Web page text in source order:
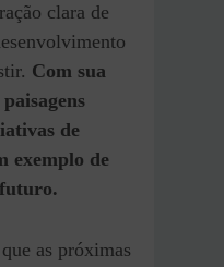
clara de
Com sua
de
exemplo de
as próximas